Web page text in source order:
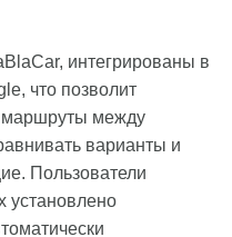
интегрированы в
что позволит
маршруты между
варианты и
Пользователи
установлено